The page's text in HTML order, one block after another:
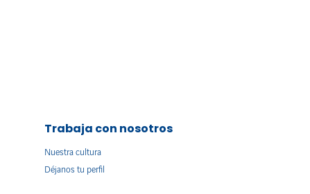
Trabaja con nosotros
Nuestra cultura
Déjanos tu perfil